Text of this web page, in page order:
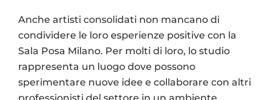
Anche artisti consolidati non mancano di
condividere le loro esperienze positive con la
Sala Posa Milano. Per molti di loro, lo studio
rappresenta un luogo dove possono
sperimentare nuove idee e collaborare con altri
professionisti del settore in un ambiente